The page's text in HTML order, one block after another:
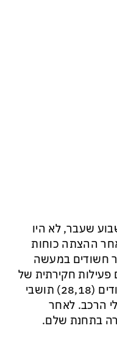
שעבר, לא היו
ההצתה כוחות
חשודים במעשה
חקירתית של
המשטרה, הלילה נעצרו שני חשודים (28,18) תושבי
הרכב. לאחר
בתחנת שלם.